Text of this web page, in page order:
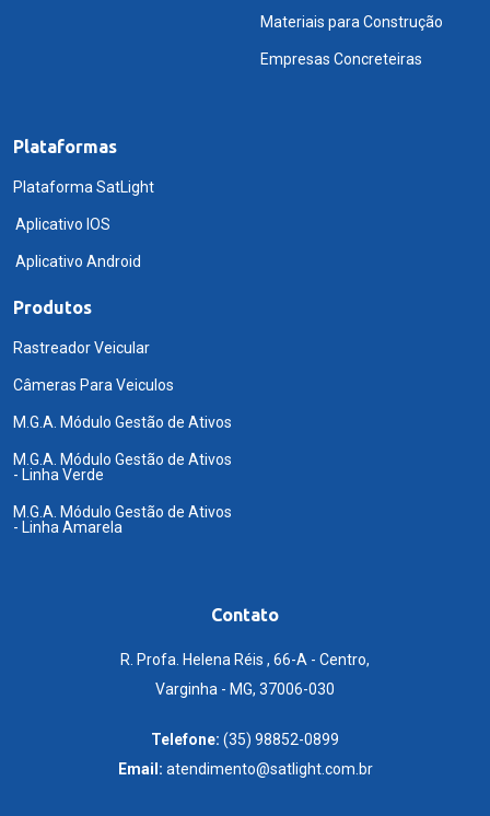
Materiais para Construção
Empresas Concreteiras
Plataformas
Plataforma SatLight
Aplicativo IOS
Aplicativo Android
Produtos
Rastreador Veicular
Câmeras Para Veiculos
M.G.A. Módulo Gestão de Ativos
M.G.A. Módulo Gestão de Ativos
- Linha Verde
M.G.A. Módulo Gestão de Ativos
- Linha Amarela
Contato
R. Profa. Helena Réis , 66-A - Centro,
Varginha - MG, 37006-030
Telefone: (35) 98852-0899
Email: atendimento@satlight.com.br